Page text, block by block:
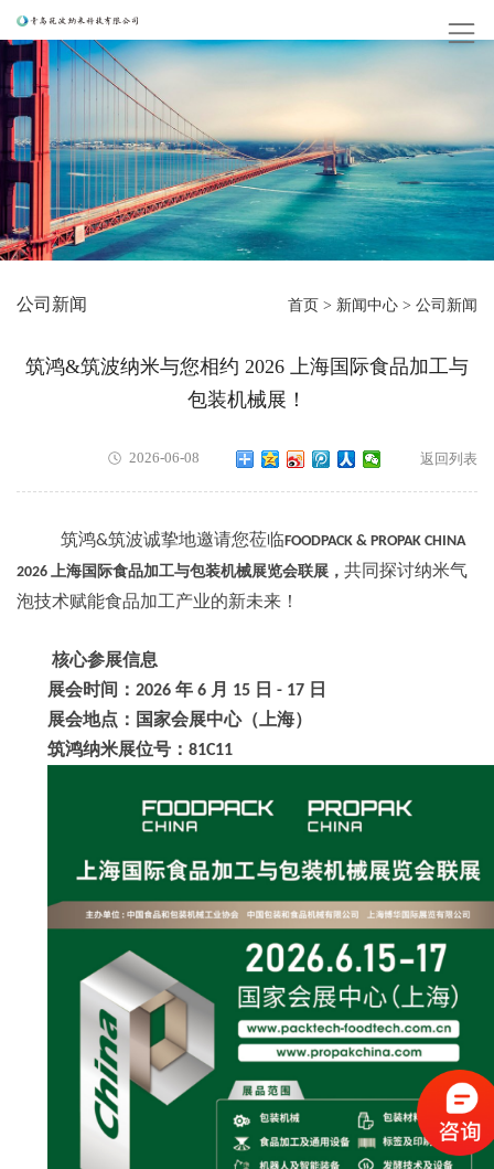
公司新闻 首页 > 新闻中心 > 公司新闻
筑鸿&筑波纳米与您相约 2026 上海国际食品加工与
包装机械展！
返回列表
2026-06-08
筑鸿&筑波诚挚地邀请您莅临FOODPACK & PROPAK CHINA
2026 上海国际食品加工与包装机械展览会联展， 共同探讨纳米气
泡技术赋能食品加工产业的新未来！
核心参展信息
展会时间： 2026 年 6 月 15 日 - 17 日
展会地点：国家会展中心（上海）
筑鸿纳米展位号： 81C11